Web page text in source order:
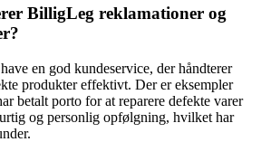
BilligLeg reklamationer og
en god kundeservice, der håndterer
produkter effektivt. Der er eksempler
betalt porto for at reparere defekte varer
og personlig opfølgning, hvilket har